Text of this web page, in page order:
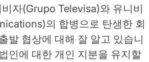
자(Grupo Televisa)와 유니비
의 합병으로 탄생한 회
발 협상에 대해 잘 알고 있습니
인에 대한 개인 지분을 유지할